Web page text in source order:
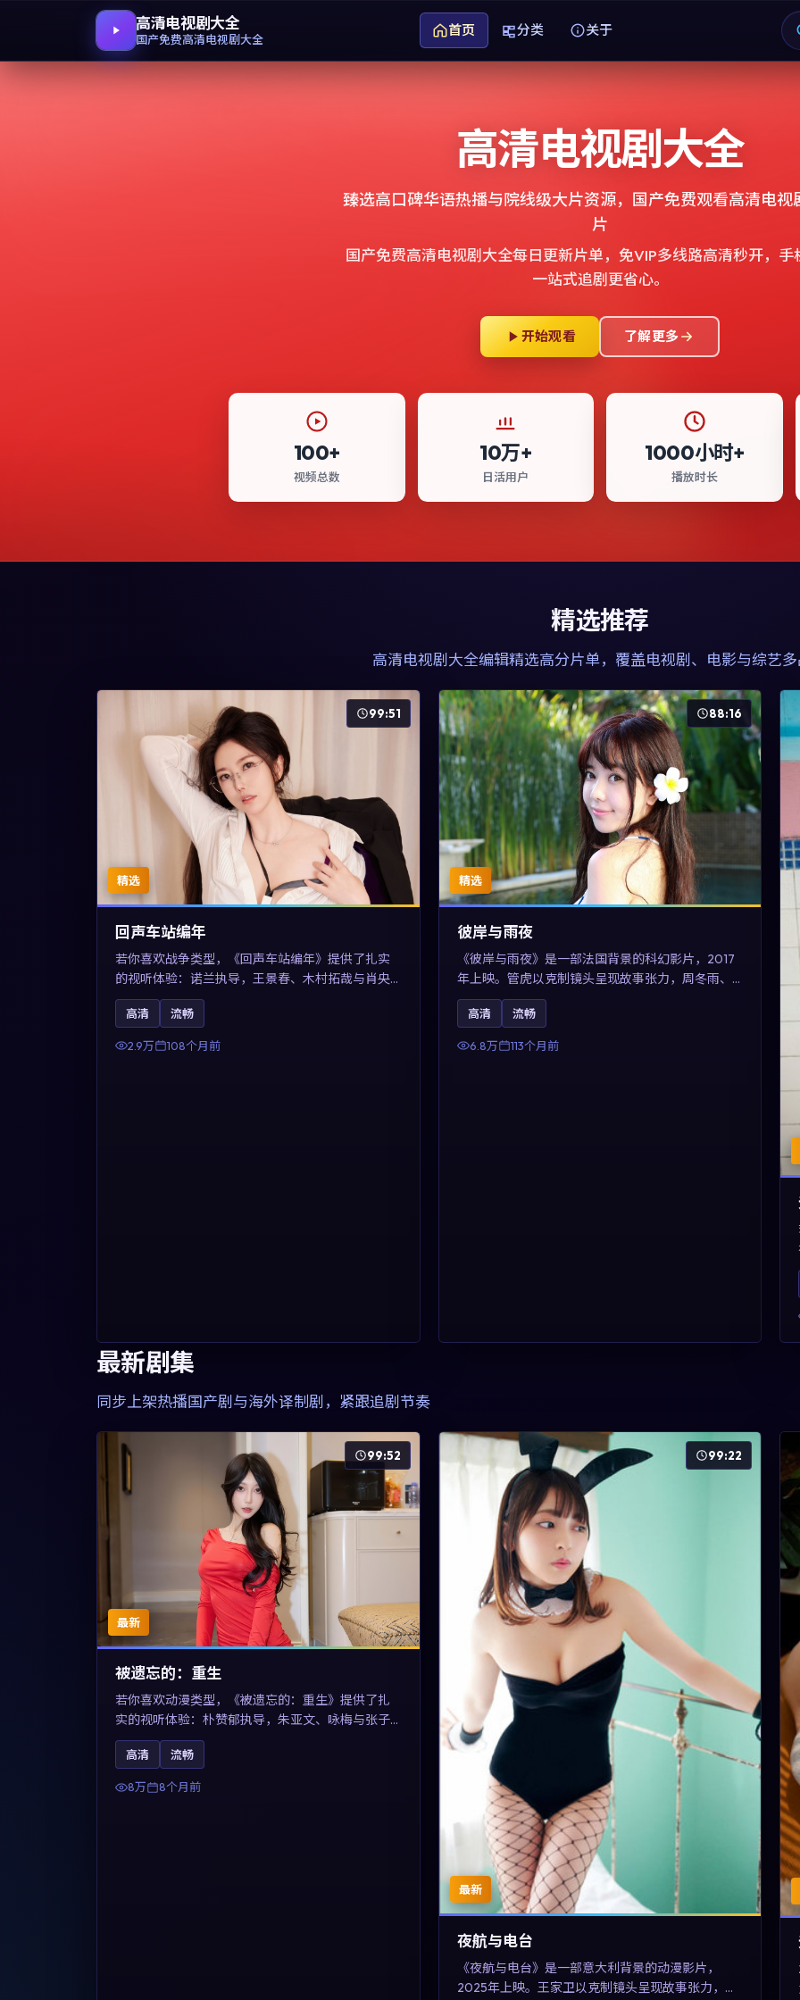
高清电视剧大全
国产免费高清电视剧大全
首页 分类 关于
高清电视剧大全
臻选高口碑华语热播与院线级大片资源， 国产免费观看高清电视
片
国产免费高清电视剧大全每日更新片单，免VIP多线路高清秒开，手
一站式追剧更省心。
开始观看 了解更多
100+
视频总数
10万+
日活用户
1000小时+
播放时长
精选推荐
高清电视剧大全编辑精选高分片单，覆盖电视剧、电影与综艺
精选
99:51
回声车站编年
若你喜欢战争类型，《回声车站编年》提供了扎实
的视听体验：诺兰执导，王景春、木村拓哉与肖央
共同演绎。影片2017年于澳大利亚上映，内容用喜
剧外壳包裹对现实规则的温和反讽，关键词包含高
清流畅、人物关系与情节反转，适合检索「2017战
高清 流畅
2.9万 108个月前
精选
88:16
彼岸与雨夜
《彼岸与雨夜》是一部法国背景的科幻影片，2017
年上映。管虎以克制镜头呈现故事张力，周冬雨、
木村拓哉与张震的对手戏可圈可点。剧情层面在真
实历史背景下虚构一段跨国追寻之旅，对关注导演
风格与演员阵容的观众具有检索与收藏价值。
高清 流畅
6.8万 113个月前
最新剧集
同步上架热播国产剧与海外译制剧，紧跟追剧节奏
最新
99:52
被遗忘的：重生
若你喜欢动漫类型，《被遗忘的：重生》提供了扎
实的视听体验：朴赞郁执导，朱亚文、咏梅与张子
枫共同演绎。影片2025年于法国上映，内容用喜剧
外壳包裹对现实规则的温和反讽，关键词包含高清
流畅、人物关系与情节反转，适合检索「2025动
漫」「法国电影」的用户。
高清 流畅
8万 8个月前
最新
99:22
夜航与电台
《夜航与电台》是一部意大利背景的动漫影片，
2025年上映。王家卫以克制镜头呈现故事张力，刘